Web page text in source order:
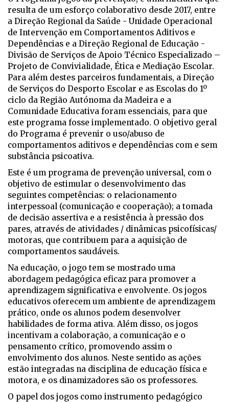
resulta de um esforço colaborativo desde 2017, entre
a Direção Regional da Saúde - Unidade Operacional
de Intervenção em Comportamentos Aditivos e
Dependências e a Direção Regional de Educação -
Divisão de Serviços de Apoio Técnico Especializado –
Projeto de Convivialidade, Ética e Mediação Escolar.
Para além destes parceiros fundamentais, a Direção
de Serviços do Desporto Escolar e as Escolas do 1º
ciclo da Região Autónoma da Madeira e a
Comunidade Educativa foram essenciais, para que
este programa fosse implementado. O objetivo geral
do Programa é prevenir o uso/abuso de
comportamentos aditivos e dependências com e sem
substância psicoativa.
Este é um programa de prevenção universal, com o
objetivo de estimular o desenvolvimento das
seguintes competências: o relacionamento
interpessoal (comunicação e cooperação); a tomada
de decisão assertiva e a resistência à pressão dos
pares, através de atividades / dinâmicas psicofísicas/
motoras, que contribuem para a aquisição de
comportamentos saudáveis.​
Na educação, o jogo tem se mostrado uma
abordagem pedagógica eficaz para promover a
aprendizagem significativa e envolvente. Os jogos
educativos oferecem um ambiente de aprendizagem
prático, onde os alunos podem desenvolver
habilidades de forma ativa. Além disso, os jogos
incentivam a colaboração, a comunicação e o
pensamento crítico, promovendo assim o
envolvimento dos alunos. Neste sentido as ações
estão integradas na disciplina de educação física e
motora, e os dinamizadores são os professores.
O papel dos jogos como instrumento pedagógico